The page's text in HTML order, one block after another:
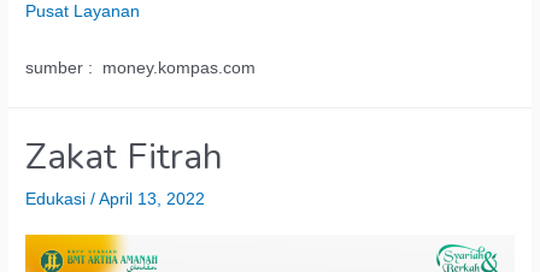
Pusat Layanan
sumber : money.kompas.com
Zakat Fitrah
Edukasi /April 13, 2022